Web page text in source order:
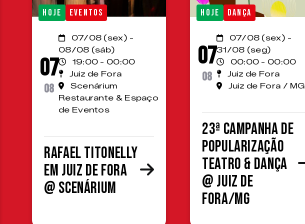
HOJE EVENTOS
07
08
07/08 (sex) -
08/08 (sáb)
19:00 - 00:00
Juiz de Fora
Scenárium
Restaurante & Espaço
de Eventos
Rafael Titonelly
em Juiz de Fora
@ Scenárium
HOJE DANÇA
07
08
07/08 (sex) -
31/08 (seg)
00:00 - 00:00
Juiz de Fora
Juiz de Fora / MG
23ª Campanha de
Popularização
Teatro & Dança
@ Juiz de
Fora/MG